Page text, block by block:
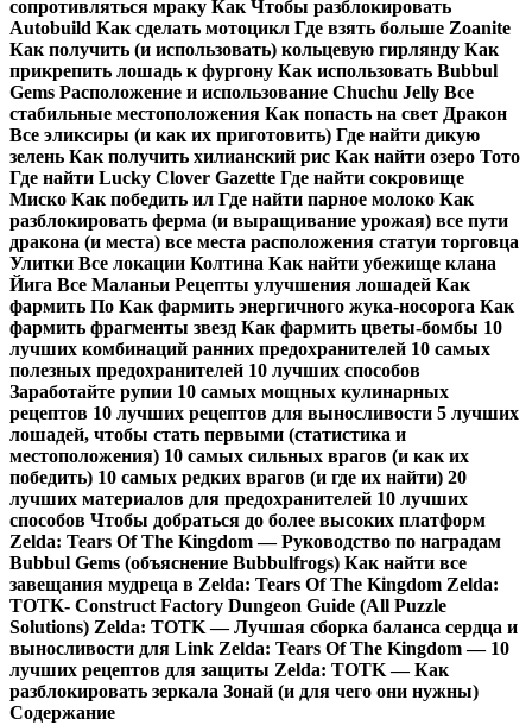
сопротивляться мраку Как Чтобы разблокировать
Autobuild Как сделать мотоцикл Где взять больше Zoanite
Как получить (и использовать) кольцевую гирлянду Как
прикрепить лошадь к фургону Как использовать Bubbul
Gems Расположение и использование Chuchu Jelly Все
стабильные местоположения Как попасть на свет Дракон
Все эликсиры (и как их приготовить) Где найти дикую
зелень Как получить хилианский рис Как найти озеро Тото
Где найти Lucky Clover Gazette Где найти сокровище
Миско Как победить ил Где найти парное молоко Как
разблокировать ферма (и выращивание урожая) все пути
дракона (и места) все места расположения статуи торговца
Улитки Все локации Колтина Как найти убежище клана
Йига Все Маланьи Рецепты улучшения лошадей Как
фармить По Как фармить энергичного жука-носорога Как
фармить фрагменты звезд Как фармить цветы-бомбы 10
лучших комбинаций ранних предохранителей 10 самых
полезных предохранителей 10 лучших способов
Заработайте рупии 10 самых мощных кулинарных
рецептов 10 лучших рецептов для выносливости 5 лучших
лошадей, чтобы стать первыми (статистика и
местоположения) 10 самых сильных врагов (и как их
победить) 10 самых редких врагов (и где их найти) 20
лучших материалов для предохранителей 10 лучших
способов Чтобы добраться до более высоких платформ
Zelda: Tears Of The Kingdom — Руководство по наградам
Bubbul Gems (объяснение Bubbulfrogs) Как найти все
завещания мудреца в Zelda: Tears Of The Kingdom Zelda:
TOTK- Construct Factory Dungeon Guide (All Puzzle
Solutions) Zelda: TOTK — Лучшая сборка баланса сердца и
выносливости для Link Zelda: Tears Of The Kingdom — 10
лучших рецептов для защиты Zelda: TOTK — Как
разблокировать зеркала Зонай (и для чего они нужны)
Содержание